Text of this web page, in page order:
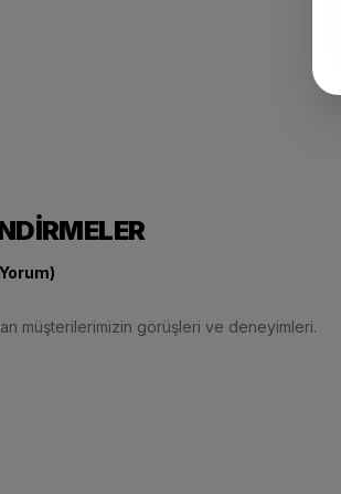
müşterilerimizin görüşleri ve deneyimleri.